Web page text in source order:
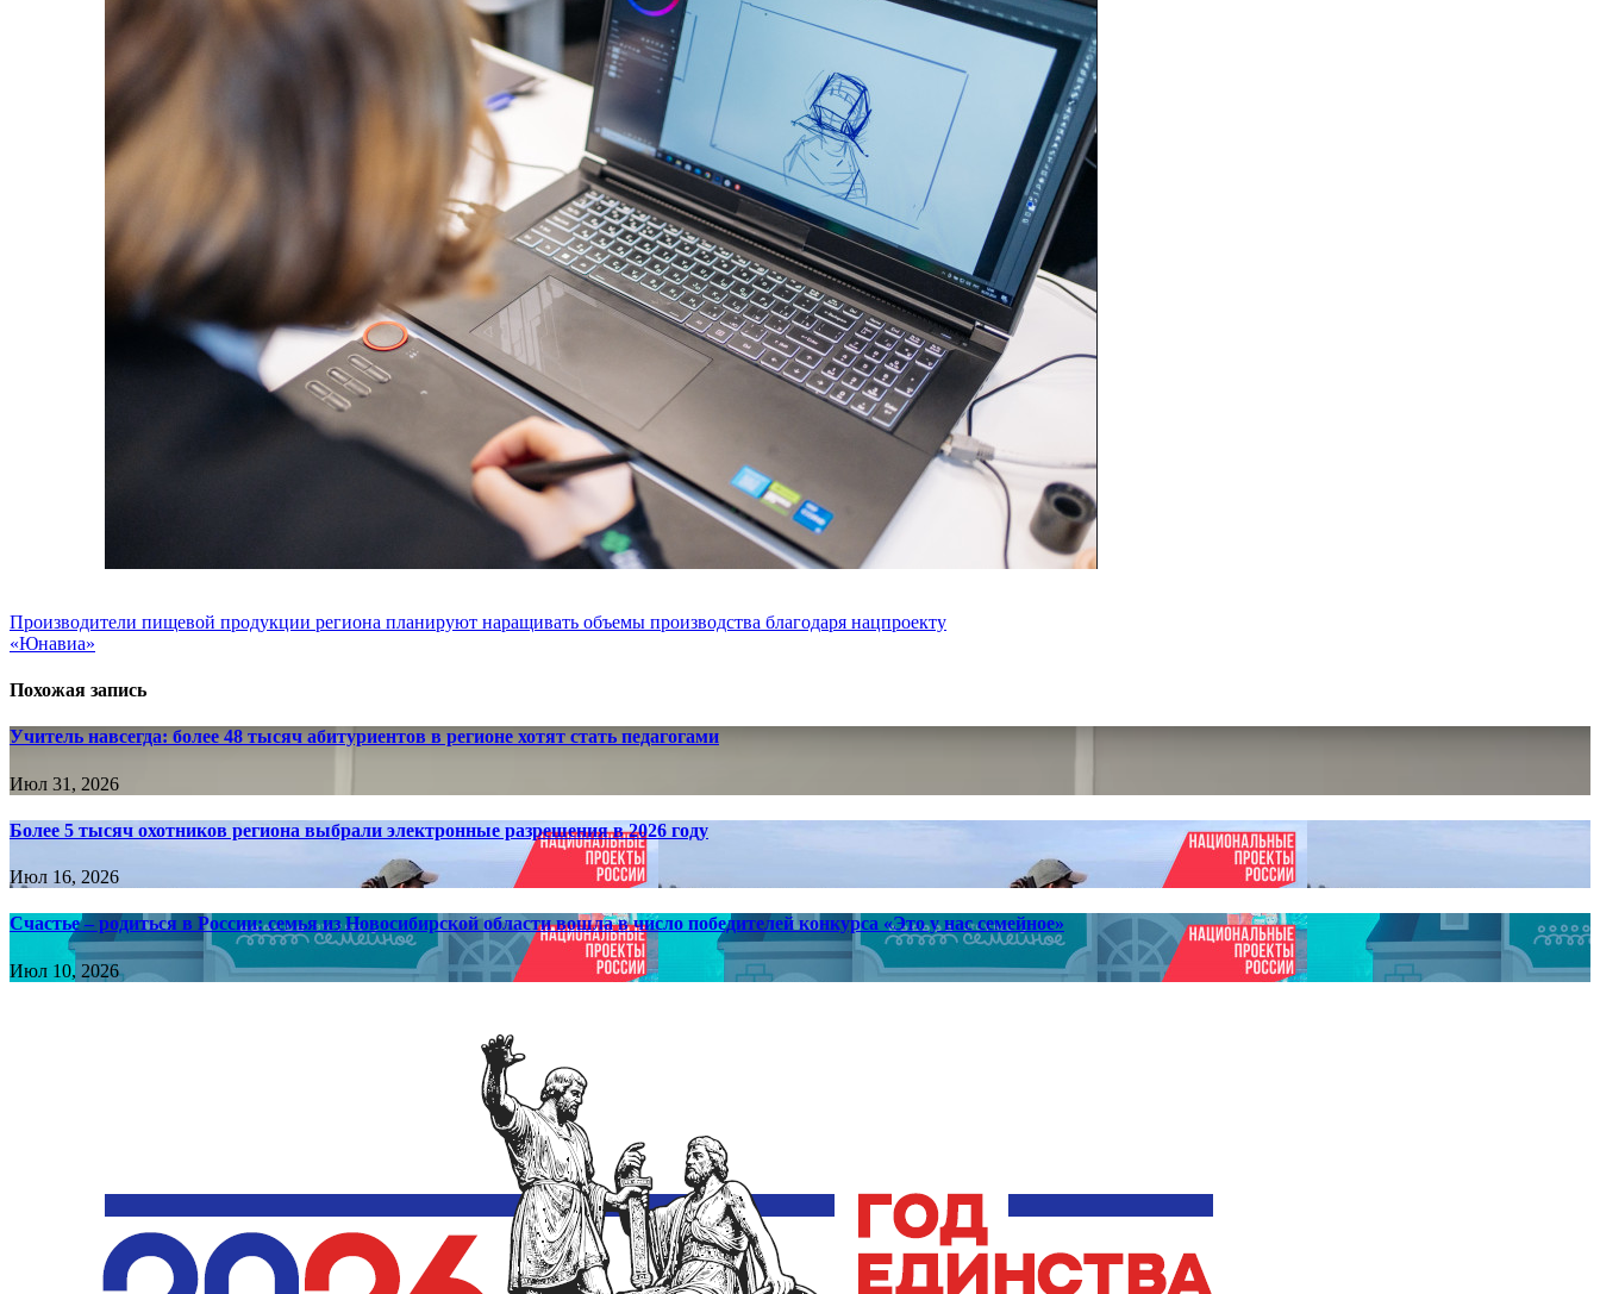
Навигация
по
записям
Производители пищевой продукции региона планируют наращивать объемы производства благодаря нацпроекту
«Юнавиа»
Похожая запись
Учитель навсегда: более 48 тысяч абитуриентов в регионе хотят стать педагогами
Июл 31, 2026
Более 5 тысяч охотников региона выбрали электронные разрешения в 2026 году
Июл 16, 2026
Счастье – родиться в России: семья из Новосибирской области вошла в число победителей конкурса «Это у нас семейное»
Июл 10, 2026